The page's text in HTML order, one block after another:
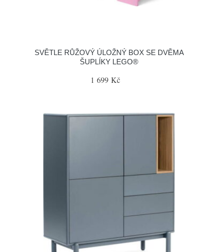
SVĚTLE RŮŽOVÝ ÚLOŽNÝ BOX SE DVĚMA
ŠUPLÍKY LEGO®
1 699 Kč